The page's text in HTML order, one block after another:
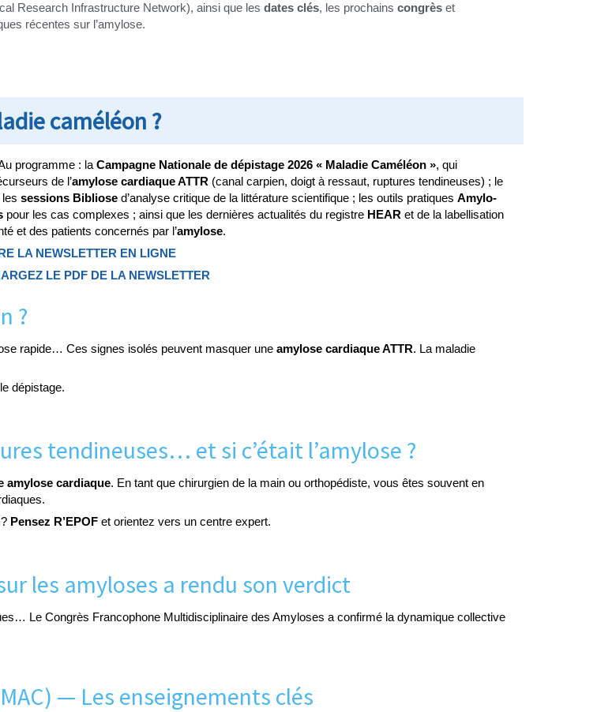
Research Infrastructure Network), ainsi que les dates clés, les prochains congrès et
récentes sur l’amylose.
caméléon ?
programme : la Campagne Nationale de dépistage 2026 « Maladie Caméléon », qui
de l’amylose cardiaque ATTR (canal carpien, doigt à ressaut, ruptures tendineuses) ; le
sessions Bibliose d’analyse critique de la littérature scientifique ; les outils pratiques Amylo-
pour les cas complexes ; ainsi que les dernières actualités du registre HEAR et de la labellisation
et des patients concernés par l’amylose.
LA NEWSLETTER EN LIGNE
LE PDF DE LA NEWSLETTER
?
rapide… Ces signes isolés peuvent masquer une amylose cardiaque ATTR. La maladie
dépistage.
tendineuses… et si c’était l’amylose ?
amylose cardiaque. En tant que chirurgien de la main ou orthopédiste, vous êtes souvent en
Pensez R’EPOF et orientez vers un centre expert.
les amyloses a rendu son verdict
Le Congrès Francophone Multidisciplinaire des Amyloses a confirmé la dynamique collective
— Les enseignements clés